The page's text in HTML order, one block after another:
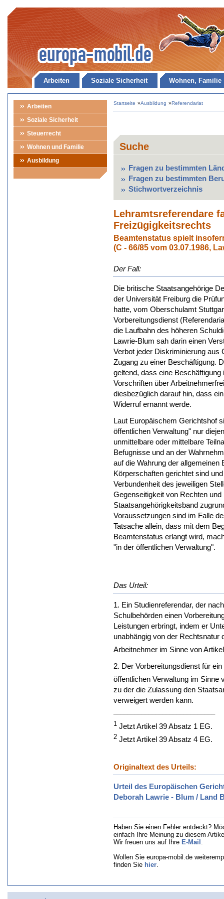
Arbeiten Soziale Sicherheit Wohnen, Familie
Arbeiten
Soziale Sicherheit
Steuerrecht
Wohnen und Familie
Ausbildung
Startseite »Ausbildung »Referendariat
Suche
Fragen zu bestimmten
Fragen zu bestimmten
Stichwortverzeichnis
Lehramtsreferendare
Freizügigkeitsrechts
Beamtenstatus spielt
(C - 66/85 vom 03.07.1986,
Der Fall:
Die britische Staatsangehörige
der Universität Freiburg die
hatte, vom Oberschulamt
Vorbereitungsdienst
die Laufbahn des höheren
Lawrie-Blum sah darin einen
Verbot jeder Diskriminierung aus
Zugang zu einer Beschäftigung.
geltend, dass eine
Vorschriften über
diesbezüglich darauf hin, dass
Widerruf ernannt werde.
Laut Europäischem Gerichtshof
öffentlichen Verwaltung" nur
unmittelbare oder mittelbare
Befugnisse und an der
auf die Wahrung der
Körperschaften gerichtet sind
Verbundenheit des jeweiligen
Gegenseitigkeit von Rechten
Staatsangehörigkeitsband
Voraussetzungen sind im Falle
Tatsache allein, dass mit dem
Beamtenstatus erlangt wird,
"in der öffentlichen Verwaltung".
Das Urteil:
1. Ein Studienreferendar, der
Schulbehörden einen
Leistungen erbringt, indem er
unabhängig von der
Arbeitnehmer im Sinne von
2. Der Vorbereitungsdienst für
öffentlichen Verwaltung im Sinne
zu der die Zulassung den
verweigert werden kann.
1 Jetzt Artikel 39 Absatz 1 EG.
2 Jetzt Artikel 39 Absatz 4 EG.
Originaltext des Urteils:
Urteil des Europäischen
Deborah Lawrie - Blum / Land
Haben Sie einen Fehler entdeckt?
einfach Ihre Meinung zu diesem
Wir freuen uns auf Ihre E-Mail .
Wollen Sie europa-mobil.de
finden Sie hier.